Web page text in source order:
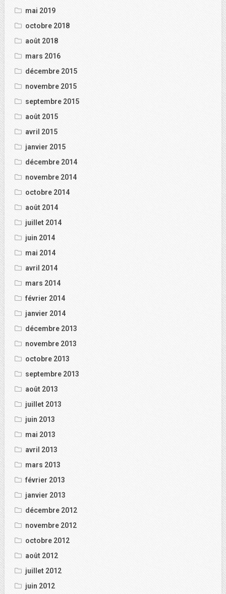
mai 2019
octobre 2018
août 2018
mars 2016
décembre 2015
novembre 2015
septembre 2015
août 2015
avril 2015
janvier 2015
décembre 2014
novembre 2014
octobre 2014
août 2014
juillet 2014
juin 2014
mai 2014
avril 2014
mars 2014
février 2014
janvier 2014
décembre 2013
novembre 2013
octobre 2013
septembre 2013
août 2013
juillet 2013
juin 2013
mai 2013
avril 2013
mars 2013
février 2013
janvier 2013
décembre 2012
novembre 2012
octobre 2012
août 2012
juillet 2012
juin 2012